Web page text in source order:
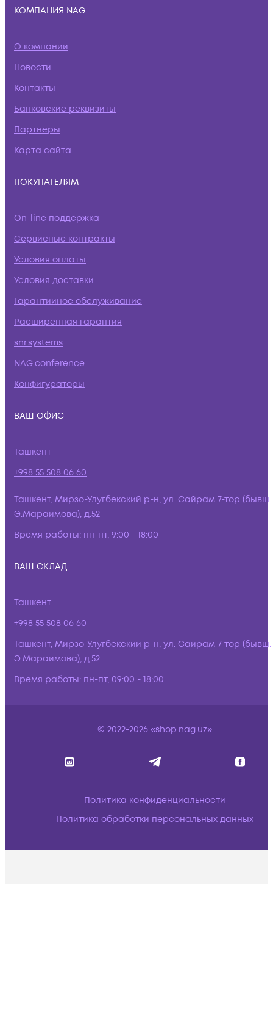
КОМПАНИЯ NAG
О компании
Новости
Контакты
Банковские реквизиты
Партнеры
Карта сайта
ПОКУПАТЕЛЯМ
On-line поддержка
Сервисные контракты
Условия оплаты
Условия доставки
Гарантийное обслуживание
Расширенная гарантия
snr.systems
NAG.conference
Конфигураторы
ВАШ ОФИС
Ташкент
+998 55 508 06 60
Ташкент, Мирзо-Улугбекский р-н, ул. Сайрам 7-тор (бывш.
Э.Мараимова), д.52
Время работы: пн-пт, 9:00 - 18:00
ВАШ СКЛАД
Ташкент
+998 55 508 06 60
Ташкент, Мирзо-Улугбекский р-н, ул. Сайрам 7-тор (бывш.
Э.Мараимова), д.52
Время работы: пн-пт, 09:00 - 18:00
© 2022-2026 «shop.nag.uz»
Политика конфиденциальности
Политика обработки персональных данных